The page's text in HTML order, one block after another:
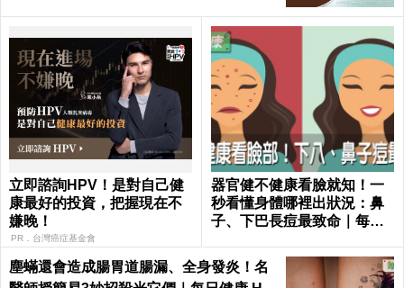
立即諮詢HPV！是對自己健
康最好的投資，把握現在不
嫌晚！
PR．台灣癌症基金會
器官健不健康看臉就知！一
秒看懂身體哪裡出狀況：鼻
子、下巴長痘最致命｜每日
塵蟎還會造成腸胃道腸漏、全身發炎！名